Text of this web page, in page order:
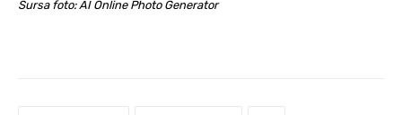
Sursa foto: AI Online Photo Generator